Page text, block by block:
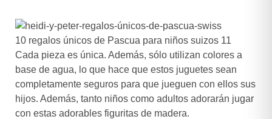
10 regalos únicos de Pascua para niños suizos 11
Cada pieza es única. Además, sólo utilizan colores a
base de agua, lo que hace que estos juguetes sean
completamente seguros para que jueguen con ellos sus
hijos. Además, tanto niños como adultos adorarán jugar
con estas adorables figuritas de madera.